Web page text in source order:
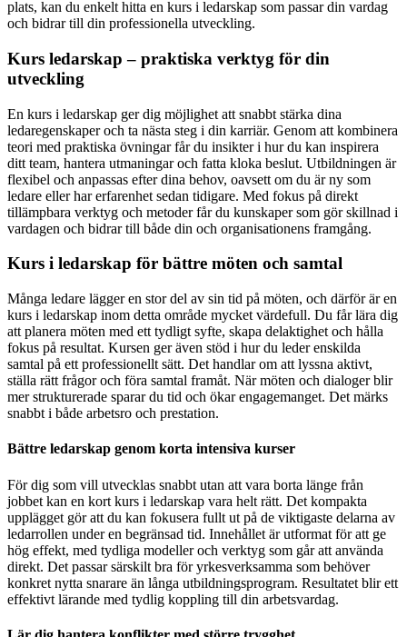
plats, kan du enkelt hitta en kurs i ledarskap som passar din vardag
och bidrar till din professionella utveckling.
Kurs ledarskap – praktiska verktyg för din
utveckling
En kurs i ledarskap ger dig möjlighet att snabbt stärka dina
ledaregenskaper och ta nästa steg i din karriär. Genom att kombinera
teori med praktiska övningar får du insikter i hur du kan inspirera
ditt team, hantera utmaningar och fatta kloka beslut. Utbildningen är
flexibel och anpassas efter dina behov, oavsett om du är ny som
ledare eller har erfarenhet sedan tidigare. Med fokus på direkt
tillämpbara verktyg och metoder får du kunskaper som gör skillnad i
vardagen och bidrar till både din och organisationens framgång.
Kurs i ledarskap för bättre möten och samtal
Många ledare lägger en stor del av sin tid på möten, och därför är en
kurs i ledarskap inom detta område mycket värdefull. Du får lära dig
att planera möten med ett tydligt syfte, skapa delaktighet och hålla
fokus på resultat. Kursen ger även stöd i hur du leder enskilda
samtal på ett professionellt sätt. Det handlar om att lyssna aktivt,
ställa rätt frågor och föra samtal framåt. När möten och dialoger blir
mer strukturerade sparar du tid och ökar engagemanget. Det märks
snabbt i både arbetsro och prestation.
Bättre ledarskap genom korta intensiva kurser
För dig som vill utvecklas snabbt utan att vara borta länge från
jobbet kan en kort kurs i ledarskap vara helt rätt. Det kompakta
upplägget gör att du kan fokusera fullt ut på de viktigaste delarna av
ledarrollen under en begränsad tid. Innehållet är utformat för att ge
hög effekt, med tydliga modeller och verktyg som går att använda
direkt. Det passar särskilt bra för yrkesverksamma som behöver
konkret nytta snarare än långa utbildningsprogram. Resultatet blir ett
effektivt lärande med tydlig koppling till din arbetsvardag.